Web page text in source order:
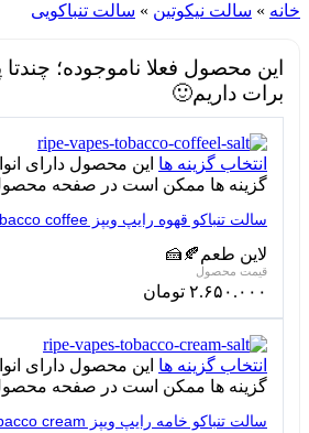
خانه » سالت نیکوتین » سالت تنباکویی
این محصول فعلا ناموجوده؛ چندتا
برات داریم🙂
انتخاب گزینه ها این محصول دارای
گزینه ها ممکن است در صفحه
سالت تنباکو قهوه رایپ ویپز tobacco coffee
لاین طعم 🍂
🍰
۲.۶۵۰.۰۰۰ تومان
انتخاب گزینه ها این محصول دارای
گزینه ها ممکن است در صفحه
سالت تنباکو خامه رایپ ویپز tobacco cream